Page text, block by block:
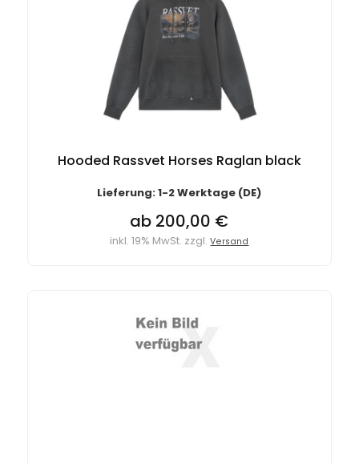
Hooded Rassvet Horses Raglan black
Lieferung: 1-2 Werktage (DE)
ab 200,00 €
inkl. 19% MwSt. zzgl.Versand